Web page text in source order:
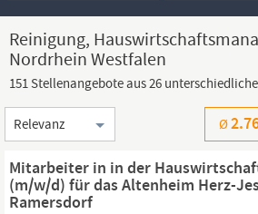
Reinigung,
Nordrhein Westfalen
151 Stellenangebote aus 26
Sortierung
Ø
Mitarbeiter in in der
(m/w/d) für das Altenheim Herz-
Ramersdorf